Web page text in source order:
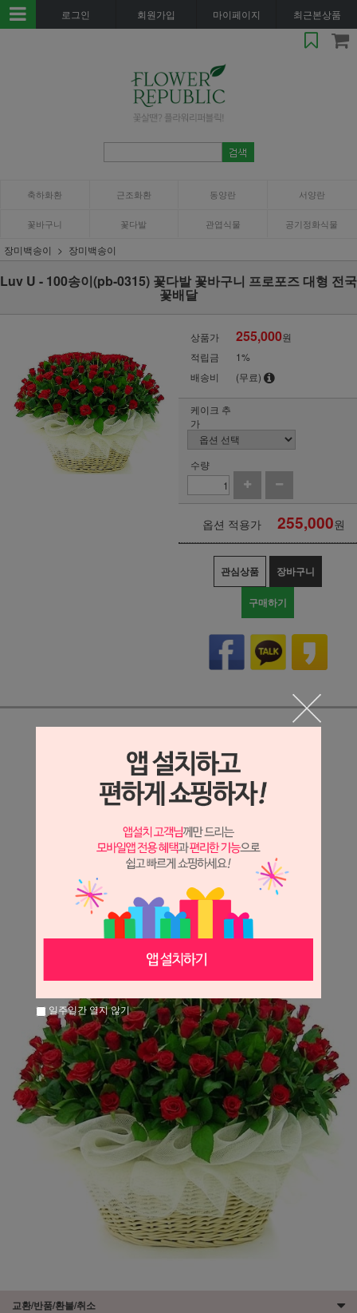
로그인 회원가입 마이페이지 최근본상품
축하화환 근조화환 동양란 서양란
꽃바구니 꽃다발 관엽식물 공기정화식물
장미백송이 장미백송이
Luv U - 100송이(pb-0315) 꽃다발 꽃바구니 프로포즈 대형 전국
꽃배달
상품가 255,000원
적립금
1%
배송비
(무료)
케이크 추
가
수량
옵션 적용가 255,000원
관심상품 장바구니
구매하기
상세정보 새창 열기
상세 정보를 확대해 보실 수 있습니다.
※ 필독해주세요 ※
는 시세 변동에 따라 가격이 달라질 수 있으니
문의 후 주문 바랍니다.
교환/반품/환불/취소
일주일간 열지 않기